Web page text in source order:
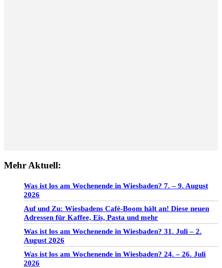
Mehr Aktuell:
Was ist los am Wochenende in Wiesbaden? 7. – 9. August
2026
Auf und Zu: Wiesbadens Café-Boom hält an! Diese neuen
Adressen für Kaffee, Eis, Pasta und mehr
Was ist los am Wochenende in Wiesbaden? 31. Juli – 2.
August 2026
Was ist los am Wochenende in Wiesbaden? 24. – 26. Juli
2026